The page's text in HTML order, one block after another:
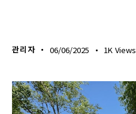
관리자 06/06/2025 1K Views